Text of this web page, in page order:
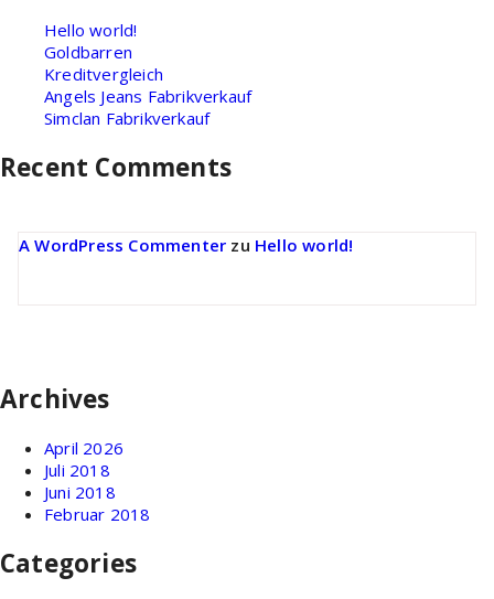
Hello world!
Goldbarren
Kreditvergleich
Angels Jeans Fabrikverkauf
Simclan Fabrikverkauf
Recent Comments
A WordPress Commenter zu Hello world!
Archives
April 2026
Juli 2018
Juni 2018
Februar 2018
Categories